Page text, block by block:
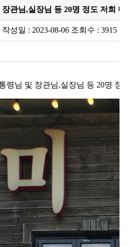
관님,실장님 등 20명 정도 저희
성일 : 2023-08-06 조회수 : 3915
령님 및 장관님,실장님 등 20명 정